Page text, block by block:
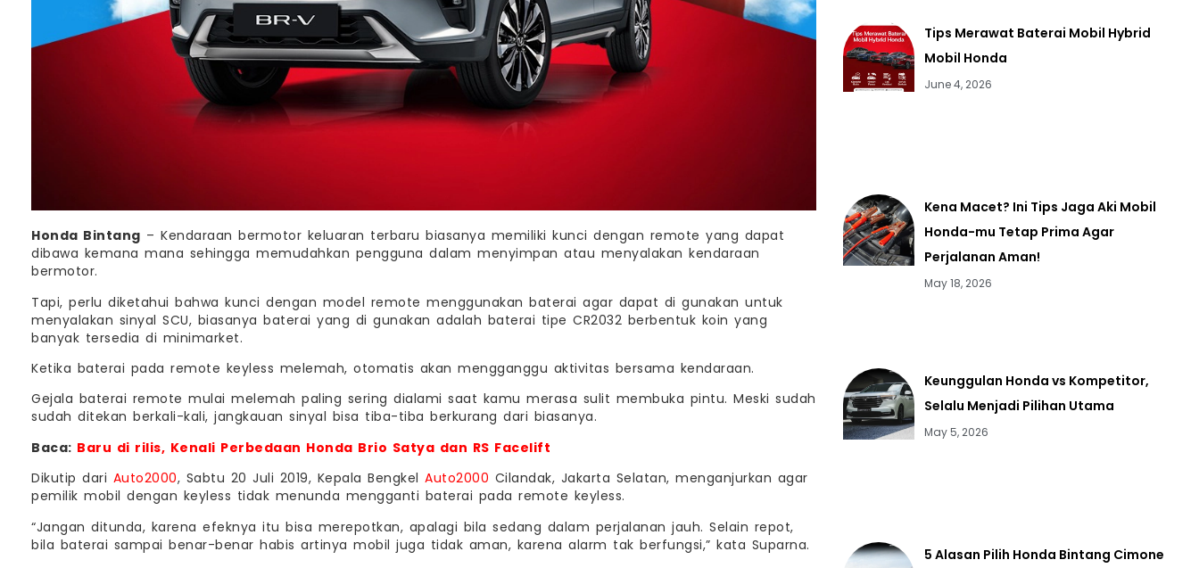
Honda Bintang – Kendaraan bermotor keluaran terbaru biasanya memiliki kunci dengan remote yang dapat
dibawa kemana mana sehingga memudahkan pengguna dalam menyimpan atau menyalakan kendaraan
bermotor.
Tapi, perlu diketahui bahwa kunci dengan model remote menggunakan baterai agar dapat di gunakan untuk
menyalakan sinyal SCU, biasanya baterai yang di gunakan adalah baterai tipe CR2032 berbentuk koin yang
banyak tersedia di minimarket.
Ketika baterai pada remote keyless melemah, otomatis akan mengganggu aktivitas bersama kendaraan.
Gejala baterai remote mulai melemah paling sering dialami saat kamu merasa sulit membuka pintu. Meski sudah
sudah ditekan berkali-kali, jangkauan sinyal bisa tiba-tiba berkurang dari biasanya.
Baca: Baru di rilis, Kenali Perbedaan Honda Brio Satya dan RS Facelift
Dikutip dari Auto2000, Sabtu 20 Juli 2019, Kepala Bengkel Auto2000 Cilandak, Jakarta Selatan, menganjurkan agar
pemilik mobil dengan keyless tidak menunda mengganti baterai pada remote keyless.
“Jangan ditunda, karena efeknya itu bisa merepotkan, apalagi bila sedang dalam perjalanan jauh. Selain repot,
bila baterai sampai benar-benar habis artinya mobil juga tidak aman, karena alarm tak berfungsi,” kata Suparna.
Tips Merawat Baterai Mobil Hybrid
Mobil Honda
June 4, 2026
Kena Macet? Ini Tips Jaga Aki Mobil
Honda-mu Tetap Prima Agar
Perjalanan Aman!
May 18, 2026
Keunggulan Honda vs Kompetitor,
Selalu Menjadi Pilihan Utama
May 5, 2026
5 Alasan Pilih Honda Bintang Cimone